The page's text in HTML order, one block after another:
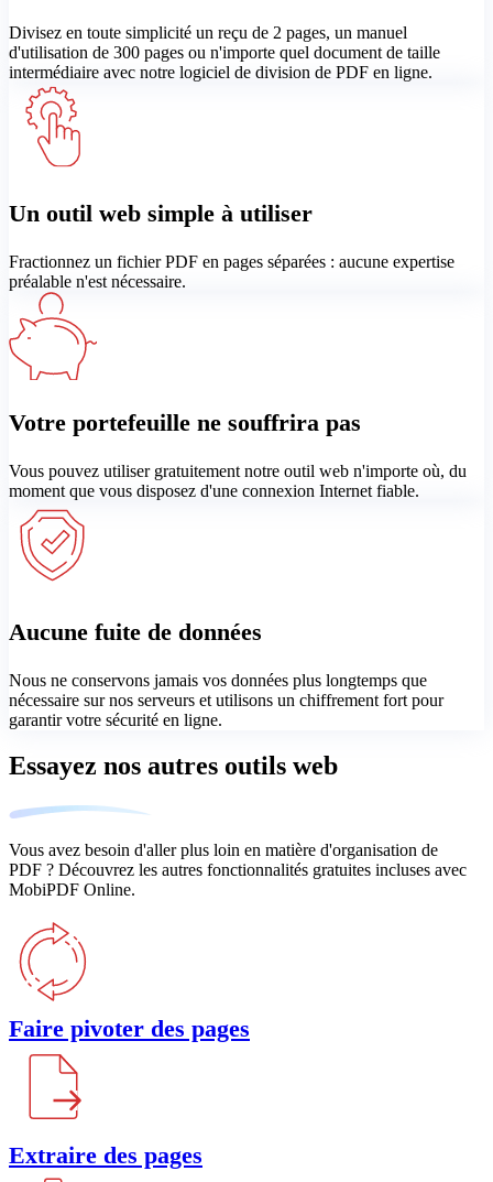
Divisez en toute simplicité un reçu de 2 pages, un manuel
d'utilisation de 300 pages ou n'importe quel document de taille
intermédiaire avec notre logiciel de division de PDF en ligne.
Un outil web simple à utiliser
Fractionnez un fichier PDF en pages séparées : aucune expertise
préalable n'est nécessaire.
Votre portefeuille ne souffrira pas
Vous pouvez utiliser gratuitement notre outil web n'importe où, du
moment que vous disposez d'une connexion Internet fiable.
Aucune fuite de données
Nous ne conservons jamais vos données plus longtemps que
nécessaire sur nos serveurs et utilisons un chiffrement fort pour
garantir votre sécurité en ligne.
Essayez nos autres outils web
Vous avez besoin d'aller plus loin en matière d'organisation de
PDF ? Découvrez les autres fonctionnalités gratuites incluses avec
MobiPDF Online.
Faire pivoter des pages
Extraire des pages